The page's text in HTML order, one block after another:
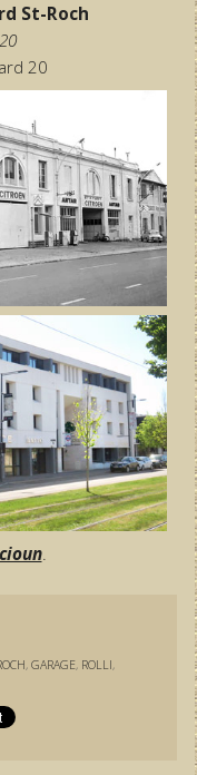
St-Roch
20
.
,GARAGE, ROLLI,